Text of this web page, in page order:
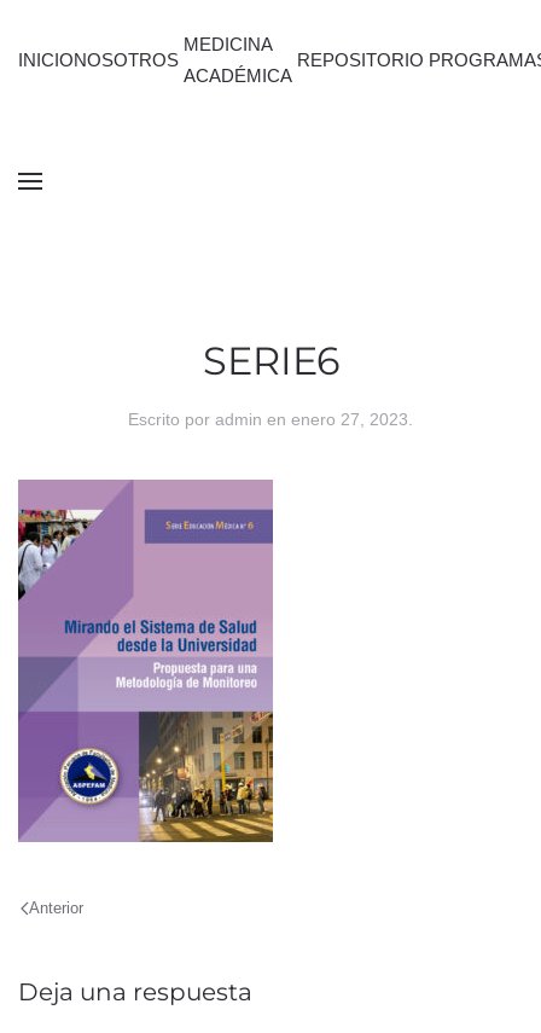
INICIONOSOTROS
MEDICINA
ACADÉMICA
REPOSITORIO
SERIE6
Escrito por admin en enero 27, 2023
Anterior
Deja una respuesta